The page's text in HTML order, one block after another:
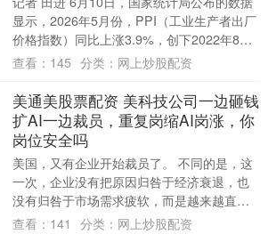
显示，2026年5月份，PPI（工业生产者出厂
价格指数）同比上涨3.9%，创下2022年8月
以来的新高。2022年1....
查看： 145 分类： 网上炒股配资
美通美股票配资 美科技公司一边砸钱
扩AI一边裁员，重复岗缩AI岗涨，你
岗位安全吗
美国，又有企业开始裁员了。 不同的是，这
一次，企业没有把原因归咎于经济衰退，也
没有归咎于市场需求疲软，而是越来越直接
地指向一个词——AI。 过去几个月，从微
查看： 141 分类： 网上炒股配资